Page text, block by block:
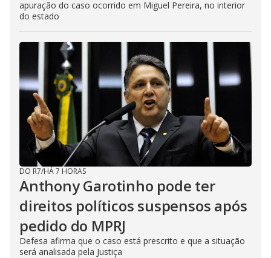
apuração do caso ocorrido em Miguel Pereira, no interior
do estado
DO R7/HÁ 7 HORAS
Anthony Garotinho pode ter
direitos políticos suspensos após
pedido do MPRJ
Defesa afirma que o caso está prescrito e que a situação
será analisada pela Justiça